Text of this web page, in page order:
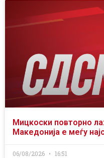
Мицкоски повторно
Македонија е меѓу
06/08/2026 16:51